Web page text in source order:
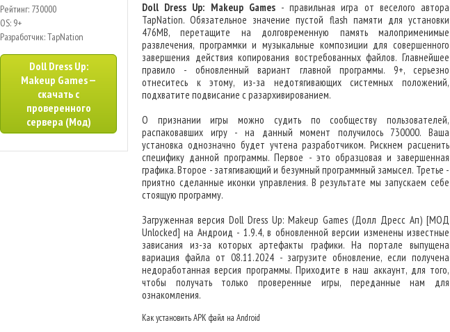
Рейтинг: 730000
OS: 9+
Разработчик: TapNation
Doll Dress Up:
Makeup Games —
скачать с
проверенного
сервера (Мод)
Doll Dress Up: Makeup Games- правильная игра от веселого автора
TapNation. Обязательное значение пустой flash памяти для установки
476MB, перетащите на долговременную память малоприменимые
развлечения, программки и музыкальные композиции для совершенного
завершения действия копирования востребованных файлов. Главнейшее
правило - обновленный вариант главной программы. 9+, серьезно
отнеситесь к этому, из-за недотягивающих системных положений,
подхватите подвисание с разархивированием.
О признании игры можно судить по сообществу пользователей,
распаковавших игру - на данный момент получилось 730000. Ваша
установка однозначно будет учтена разработчиком. Рискнем расценить
специфику данной программы. Первое - это образцовая и завершенная
графика. Второе - затягивающий и безумный программный замысел. Третье -
приятно сделанные иконки управления. В результате мы запускаем себе
стоящую программу.
Загруженная версия Doll Dress Up: Makeup Games (Долл Дресс Ап) [МОД
Unlocked] на Андроид - 1.9.4, в обновленной версии изменены известные
зависания из-за которых артефакты графики. На портале выпущена
вариация файла от 08.11.2024 - загрузите обновление, если получена
недоработанная версия программы. Приходите в наш аккаунт, для того,
чтобы получать только проверенные игры, переданные нам для
ознакомления.
Как установить APK файл на Android